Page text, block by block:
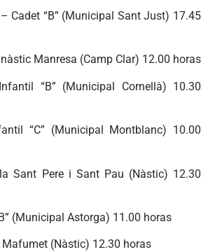
Cadet “B” (Municipal Sant Just) 17.45
Manresa (Camp Clar) 12.00 horas
“B” (Municipal Cornellà) 10.30
“C” (Municipal Montblanc) 10.00
Sant Pere i Sant Pau (Nàstic) 12.30
(Municipal Astorga) 11.00 horas
Mafumet (Nàstic) 12.30 horas